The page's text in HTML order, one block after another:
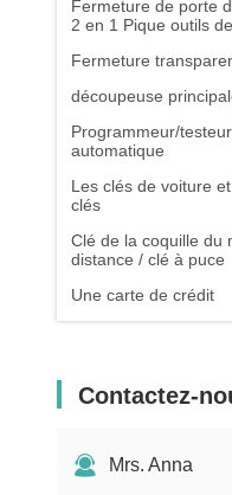
Fermeture de porte
2 en 1 Pique outils
Fermeture
découpeuse
Programmeur/
automatique
Les clés de voiture
clés
Clé de la coquille du
distance / clé à puce
Une carte de crédit
Contactez-
Mrs. Anna